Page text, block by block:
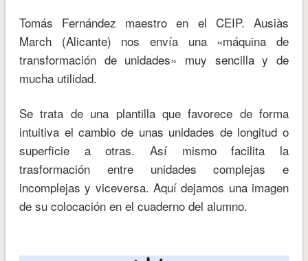
Tomás Fernández maestro en el CEIP. Ausiàs
March (Alicante) nos envía una «máquina de
transformación de unidades» muy sencilla y de
mucha utilidad.
Se trata de una plantilla que favorece de forma
intuitiva el cambio de unas unidades de longitud o
superficie a otras. Así mismo facilita la
trasformación entre unidades complejas e
incomplejas y viceversa. Aquí dejamos una imagen
de su colocación en el cuaderno del alumno.